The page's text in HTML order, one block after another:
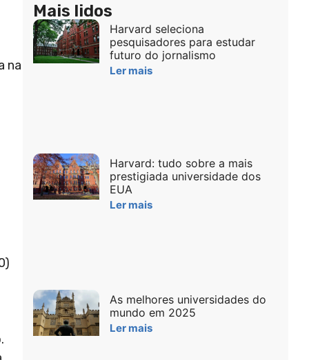
na
Mais lidos
Harvard seleciona
pesquisadores para estudar
futuro do jornalismo
Ler mais
Harvard: tudo sobre a mais
prestigiada universidade dos
EUA
Ler mais
As melhores universidades do
mundo em 2025
Ler mais